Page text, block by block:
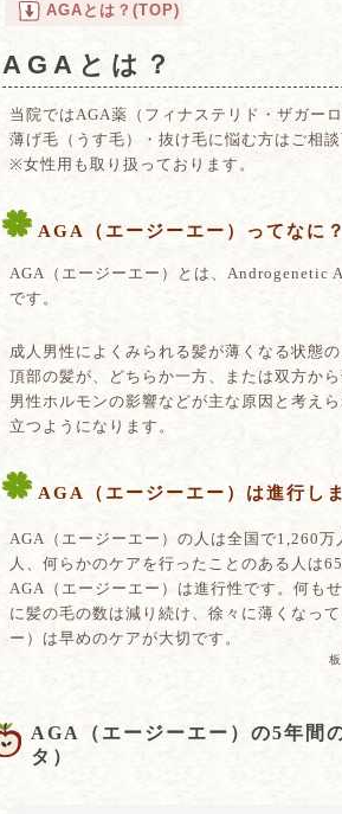
AGAとは？(TOP)
AGAとは？
当院ではAGA薬（フィナステリド・ザガー
薄げ毛（うす毛）・抜け毛に悩む方はご相談
※女性用も取り扱っております。
AGA（エージーエー）ってなに？
AGA（エージーエー）とは、Androgenetic
です。
成人男性によくみられる髪が薄くなる状態
頂部の髪が、どちらか一方、または双方か
男性ホルモンの影響などが主な原因と考え
立つようになります。
AGA（エージーエー）は進行し
AGA（エージーエー）の人は全国で1,260
人、何らかのケアを行ったことのある人は
AGA（エージーエー）は進行性です。何も
に髪の毛の数は減り続け、徐々に薄くなっ
ー）は早めのケアが大切です。
AGA（エージーエー）の5年間
タ）